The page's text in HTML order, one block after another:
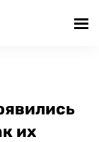
их